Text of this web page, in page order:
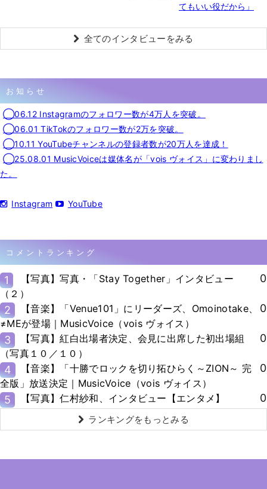
てもいい役だから」
全てのインタビューをみる
お知らせ
◯06.12 Instagramのフォロワー数が4万人を突破。
◯06.01 TikTokのフォロワー数が2万を突破。
◯10.11 YouTubeチャンネルの登録者数が20万人を達成！
◯25.08.01 MusicVoiceは媒体名が「vois ヴォイス」に変わりまし
た。
Instagram YouTube
コメントランキング
1
【写真】写真・「Stay Together」インタビュー
（２）
0
2
【音楽】「Venue101」にリーダーズ、Omoinotake、
≠MEが登場｜MusicVoice（vois ヴォイス）
0
3
【写真】紅白出場者決定、会見に出席した初出場組
（写真１０／１０）
0
4
【音楽】「十勝でロックを切り拓ひらく～ZION～ 完
全版」放送決定｜MusicVoice（vois ヴォイス）
0
5 【写真】仁村紗和、インタビュー【エンタメ】 0
ランキングをもっとみる